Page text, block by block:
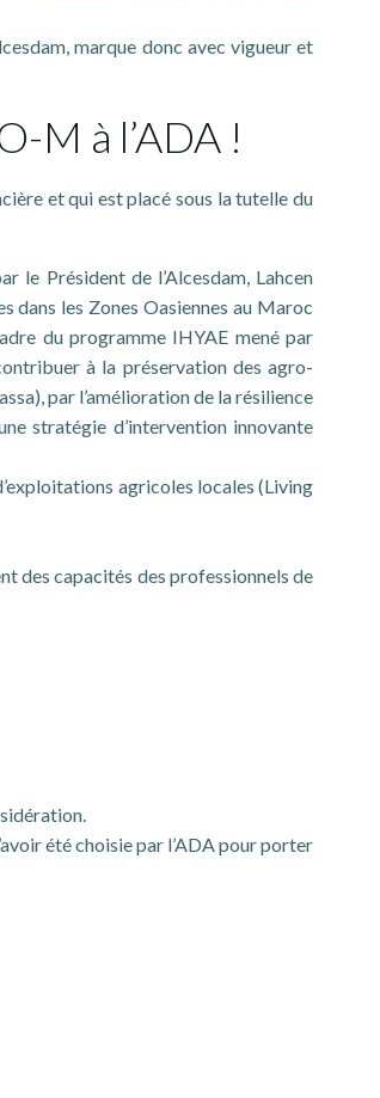
marque donc avec vigueur et
M à l’ADA !
et qui est placé sous la tutelle du
le Président de l’Alcesdam, Lahcen
dans les Zones Oasiennes au Maroc
du programme IHYAE mené par
à la préservation des agro-
par l’amélioration de la résilience
stratégie d’intervention innovante
agricoles locales (Living
des capacités des professionnels de
été choisie par l’ADA pour porter